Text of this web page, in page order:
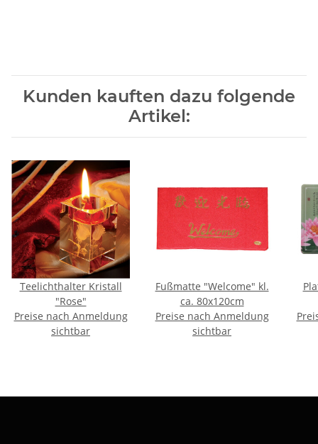
Kunden kauften dazu folgende
Artikel:
Teelichthalter Kristall
"Rose"
Preise nach Anmeldung
sichtbar
Fußmatte "Welcome" kl.
ca. 80x120cm
Preise nach Anmeldung
sichtbar